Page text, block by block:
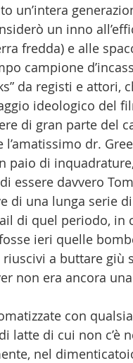
un’intera
un inno
fredda) e alle
campione
da registi e attori,
ideologico del
di gran parte del
dr.
paio di
essere davvero
di una lunga serie
di quel periodo, in
ieri quelle
a buttare giù
non era ancora
con
latte di cui non c’è
nel